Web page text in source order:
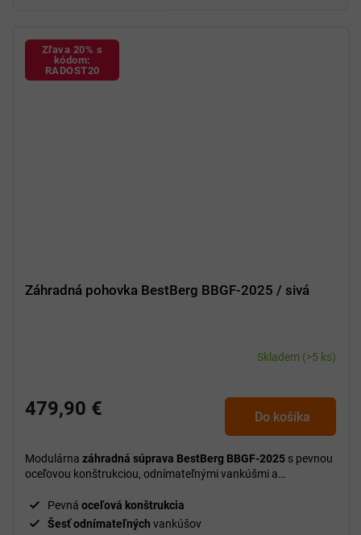
Zľava 20% s
kódom:
RADOST20
Záhradná pohovka BestBerg BBGF-2025 / sivá
Skladem (>5 ks)
479,90 € Do košíka
Modulárna záhradná súprava BestBerg BBGF-2025 s pevnou
oceľovou konštrukciou, odnímateľnými vankúšmi a
flexibilitu pre váš vonkajší priestor.
Pevná oceľová konštrukcia
Šesť odnímateľných vankúšov